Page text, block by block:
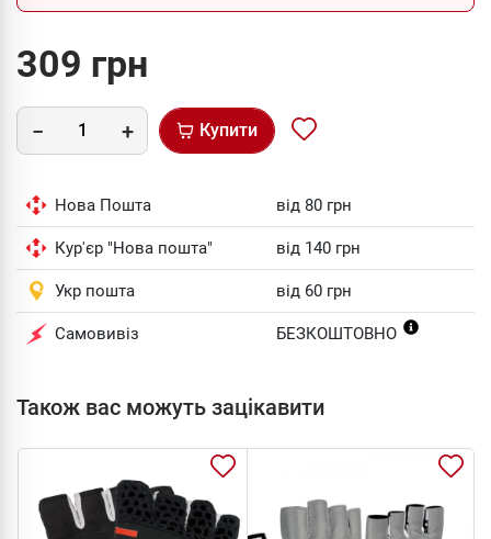
309 грн
Купити
Нова Пошта від 80 грн
Кур'єр "Нова пошта" від 140 грн
Укр пошта від 60 грн
Самовивіз БЕЗКОШТОВНО
Також вас можуть зацікавити